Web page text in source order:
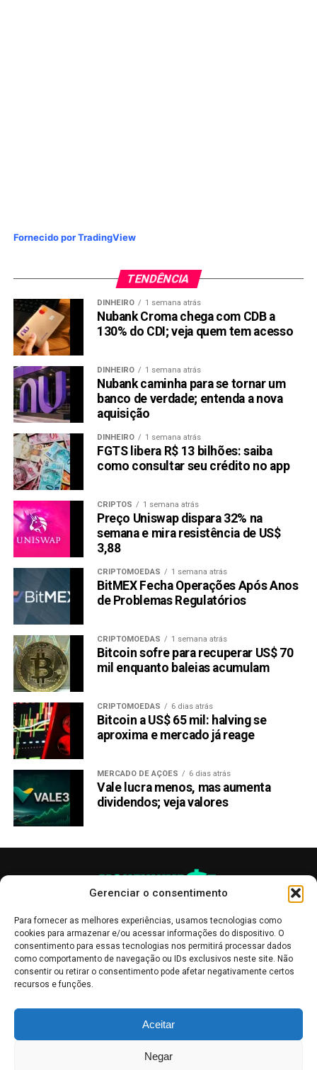
Gerenciar o consentimento
Para fornecer as melhores experiências, usamos tecnologias como
cookies para armazenar e/ou acessar informações do dispositivo. O
consentimento para essas tecnologias nos permitirá processar dados
como comportamento de navegação ou IDs exclusivos neste site. Não
consentir ou retirar o consentimento pode afetar negativamente certos
recursos e funções.
Aceitar
Negar
Fornecido por TradingView
TENDÊNCIA
DINHEIRO 1 semana atrás
Nubank Croma chega com CDB a
130% do CDI; veja quem tem acesso
DINHEIRO 1 semana atrás
Nubank caminha para se tornar um
banco de verdade; entenda a nova
aquisição
DINHEIRO 1 semana atrás
FGTS libera R$ 13 bilhões: saiba
como consultar seu crédito no app
CRIPTOS 1 semana atrás
Preço Uniswap dispara 32% na
semana e mira resistência de US$
3,88
CRIPTOMOEDAS 1 semana atrás
BitMEX Fecha Operações Após Anos
de Problemas Regulatórios
CRIPTOMOEDAS 1 semana atrás
Bitcoin sofre para recuperar US$ 70
mil enquanto baleias acumulam
CRIPTOMOEDAS 6 dias atrás
Bitcoin a US$ 65 mil: halving se
aproxima e mercado já reage
MERCADO DE AÇÕES 6 dias atrás
Vale lucra menos, mas aumenta
dividendos; veja valores
informativo, servindo como boletins de divulgação, e não devem ser
interpretadas como recomendações de investimento.Leia mais
Bolsa de Valores